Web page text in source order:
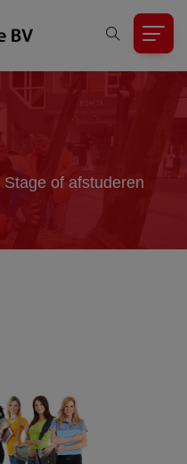
Stage of afstuderen